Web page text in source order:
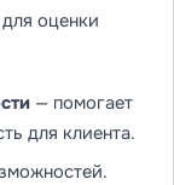
оценки
— помогает
для клиента.